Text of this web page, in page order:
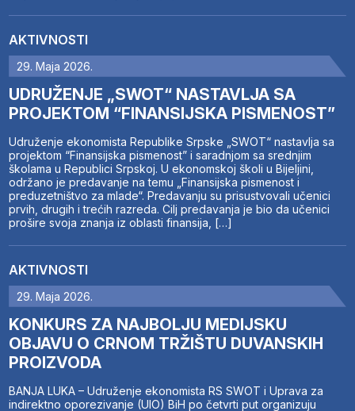
AKTIVNOSTI
29. Maja 2026.
UDRUŽENJE „SWOT“ NASTAVLJA SA
PROJEKTOM “FINANSIJSKA PISMENOST”
Udruženje ekonomista Republike Srpske „SWOT“ nastavlja sa
projektom “Finansijska pismenost” i saradnjom sa srednjim
školama u Republici Srpskoj. U ekonomskoj školi u Bijeljini,
održano je predavanje na temu „Finansijska pismenost i
preduzetništvo za mlade“. Predavanju su prisustvovali učenici
prvih, drugih i trećih razreda. Cilj predavanja je bio da učenici
prošire svoja znanja iz oblasti finansija, […]
AKTIVNOSTI
29. Maja 2026.
KONKURS ZA NAJBOLJU MEDIJSKU
OBJAVU O CRNOM TRŽIŠTU DUVANSKIH
PROIZVODA
BANJA LUKA – Udruženje ekonomista RS SWOT i Uprava za
indirektno oporezivanje (UIO) BiH po četvrti put organizuju